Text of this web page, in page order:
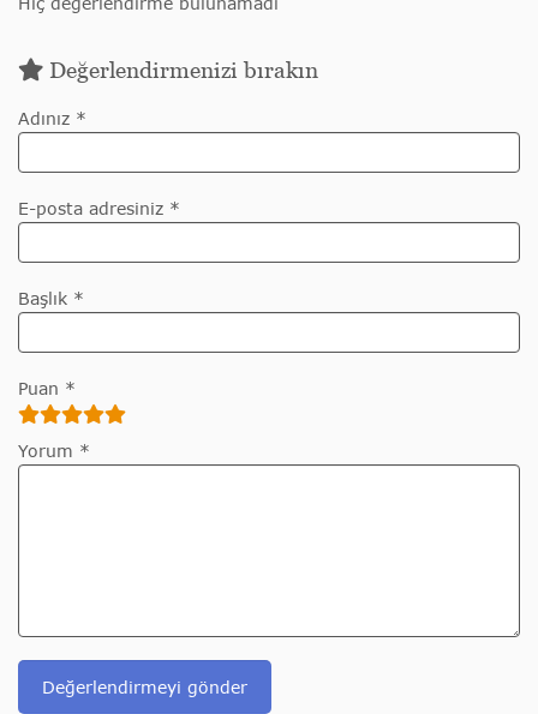
Değerlendirmenizi bırakın
Adınız *
E-posta adresiniz *
Başlık *
Puan *
Yorum *
Değerlendirmeyi gönder